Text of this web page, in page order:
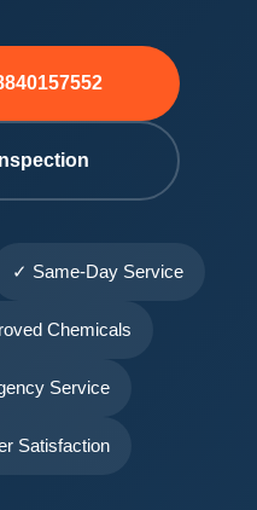
✓ Same-Day Service
Chemicals
Service
Satisfaction